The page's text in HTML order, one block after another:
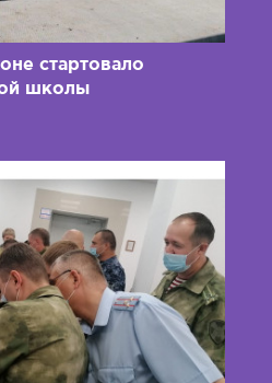
стартовало
школы